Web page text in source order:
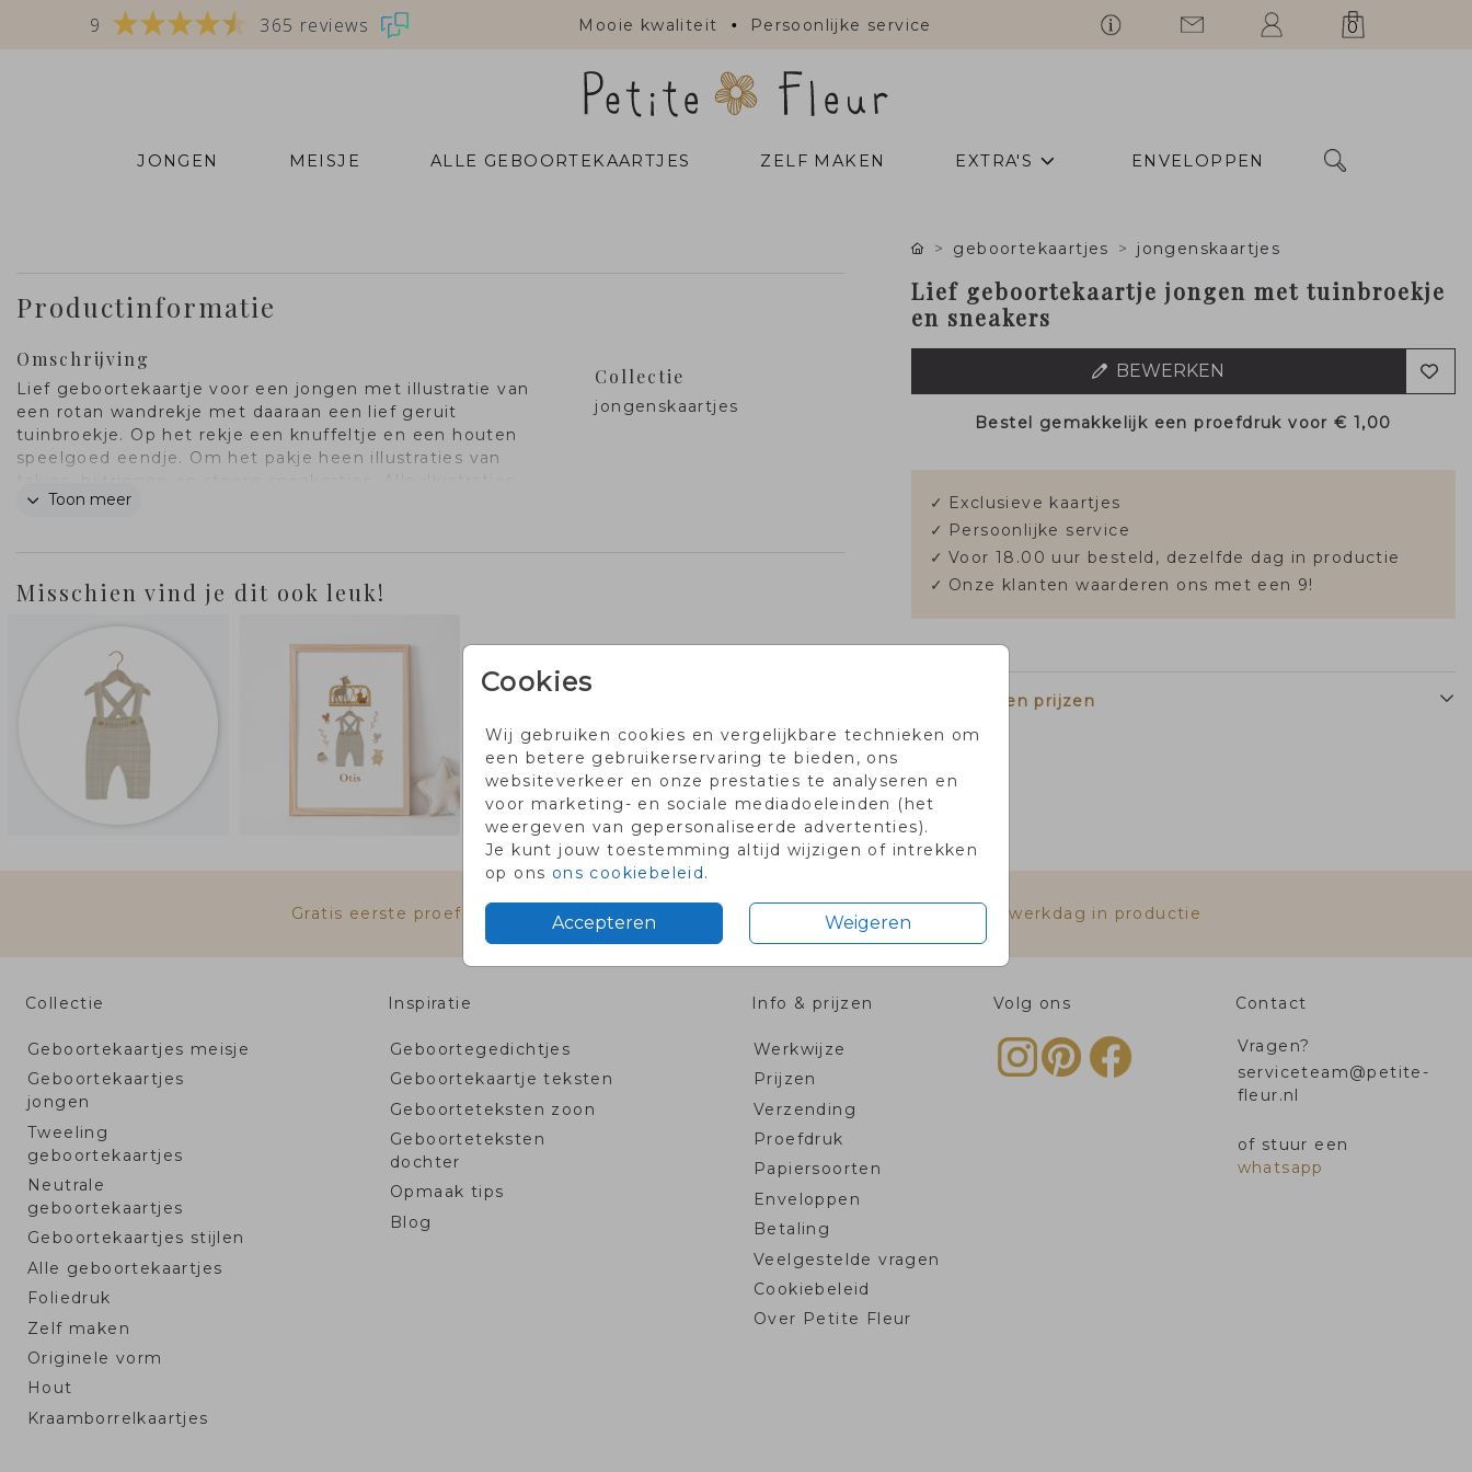
9 365 reviews Mooie kwaliteit Persoonlijke service 0
JONGEN MEISJE ALLE GEBOORTEKAARTJES ZELF MAKEN EXTRA'S ENVELOPPEN
Cookies
Wij gebruiken cookies en vergelijkbare technieken om
een betere gebruikerservaring te bieden, ons
websiteverkeer en onze prestaties te analyseren en
voor marketing- en sociale mediadoeleinden (het
weergeven van gepersonaliseerde advertenties).
Je kunt jouw toestemming altijd wijzigen of intrekken
op ons ons cookiebeleid.
Accepteren Weigeren
Productinformatie
Omschrijving
Lief geboortekaartje voor een jongen met illustratie van
een rotan wandrekje met daaraan een lief geruit
tuinbroekje. Op het rekje een knuffeltje en een houten
speelgoed eendje. Om het pakje heen illustraties van
zijn afzonderlijk te verplaatsen zodat je het kaartje
Toon meer
Collectie
jongenskaartjes
Misschien vind je dit ook leuk!
geboortekaartjes jongenskaartjes
Lief geboortekaartje jongen met tuinbroekje
en sneakers
BEWERKEN
Bestel gemakkelijk een proefdruk voor€ 1,00
✓
Exclusieve kaartjes
✓
Persoonlijke service
✓ Voor 18.00 uur besteld, dezelfde dag in productie
✓ Onze klanten waarderen ons met een 9!
Formaten en prijzen
Gratis eerste proefkaartje met code PROEF2026 Voor 18.00 besteld dezelfde werkdag in productie
Collectie
Geboortekaartjes meisje
Geboortekaartjes
jongen
Tweeling
geboortekaartjes
Neutrale
geboortekaartjes
Geboortekaartjes stijlen
Alle geboortekaartjes
Foliedruk
Zelf maken
Originele vorm
Hout
Kraamborrelkaartjes
Inspiratie
Geboortegedichtjes
Geboortekaartje teksten
Geboorteteksten zoon
Geboorteteksten
dochter
Opmaak tips
Blog
Info & prijzen
Werkwijze
Prijzen
Verzending
Proefdruk
Papiersoorten
Enveloppen
Betaling
Veelgestelde vragen
Cookiebeleid
Over Petite Fleur
Volg ons Contact
Vragen?
serviceteam@petite-
fleur.nl
of stuur een
whatsapp